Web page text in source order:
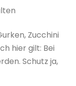
Zucchini
hier gilt: Bei
Schutz ja,